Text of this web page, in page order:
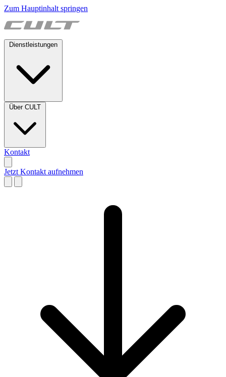
Zum Hauptinhalt springen
Dienstleistungen
Über CULT
Kontakt
Jetzt Kontakt aufnehmen